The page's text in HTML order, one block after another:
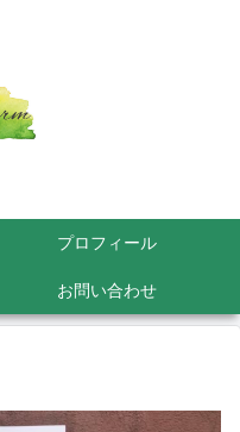
プロフィール
お問い合わせ